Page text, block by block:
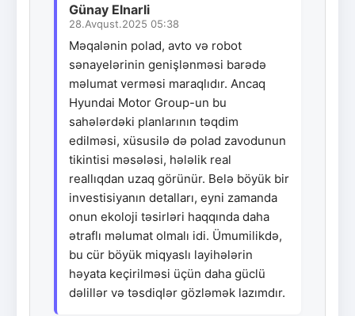
Günay Elnarli
28.Avqust.2025 05:38
Məqalənin polad, avto və robot
sənayelərinin genişlənməsi barədə
məlumat verməsi maraqlıdır. Ancaq
Hyundai Motor Group-un bu
sahələrdəki planlarının təqdim
edilməsi, xüsusilə də polad zavodunun
tikintisi məsələsi, hələlik real
reallıqdan uzaq görünür. Belə böyük bir
investisiyanın detalları, eyni zamanda
onun ekoloji təsirləri haqqında daha
ətraflı məlumat olmalı idi. Ümumilikdə,
bu cür böyük miqyaslı layihələrin
həyata keçirilməsi üçün daha güclü
dəlillər və təsdiqlər gözləmək lazımdır.